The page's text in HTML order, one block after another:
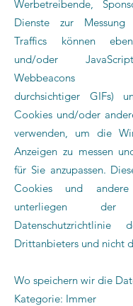
Werbetreibende,
Dienste zur
Traffics können
und/oder
Webbeacons
durchsichtiger GIFs)
Cookies und/oder
verwenden, um die
Anzeigen zu messen
für Sie anzupassen.
Cookies und andere
unterliegen der
Datenschutzrichtlinie
Drittanbieters und nicht
Wo speichern wir die
Kategorie: Immer